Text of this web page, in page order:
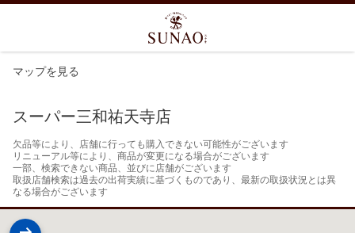
マップを見る
スーパー三和祐天寺店
欠品等により、店舗に行っても購入できない可能性がございます
リニューアル等により、商品が変更になる場合がございます
一部、検索できない商品、並びに店舗がございます
取扱店舗検索は過去の出荷実績に基づくものであり、最新の取扱状況とは異
なる場合がございます